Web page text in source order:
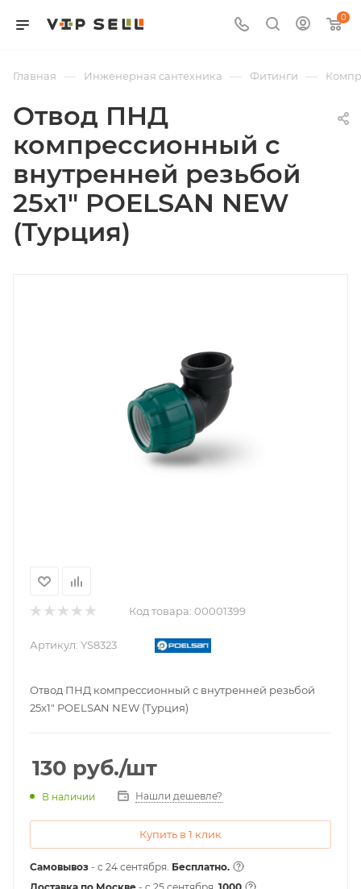
0
Главная — Инженерная сантехника — Фитинги —
Отвод ПНД
компрессионный с
внутренней резьбой
25х1" POELSAN NEW
(Турция)
Код товара: 00001399
Артикул: YS8323
Отвод ПНД компрессионный с внутренней резьбой
25х1" POELSAN NEW (Турция)
130 руб./шт
В наличии Нашли дешевле?
Купить в 1 клик
Самовывоз - с 24 сентября. Бесплатно.